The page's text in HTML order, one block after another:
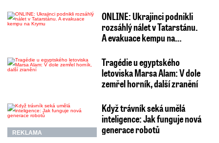
ONLINE: Ukrajinci podnikli
rozsáhlý nálet v Tatarstánu.
A evakuace kempu na…
Tragédie u egyptského
letoviska Marsa Alam: V dole
zemřel horník, další zranění
REKLAMA
Když trávník seká umělá
inteligence: Jak funguje nová
generace robotů